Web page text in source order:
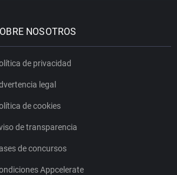
NOSOTROS
de privacidad
legal
de cookies
de transparencia
de concursos
Appcelerate